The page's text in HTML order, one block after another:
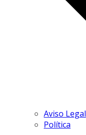
Aviso Legal
Política